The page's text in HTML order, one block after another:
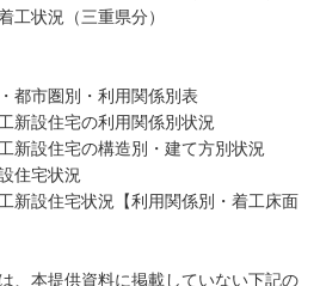
況（三重県分）
圏別・利用関係別表
住宅の利用関係別状況
住宅の構造別・建て方別状況
宅状況
住宅状況【利用関係別・着工床面
提供資料に掲載していない下記の